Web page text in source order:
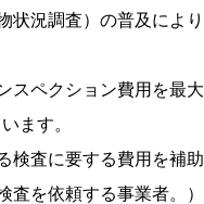
状況調査）の普及により
スペクション費用を最大
ます。
検査に要する費用を補助
査を依頼する事業者。）